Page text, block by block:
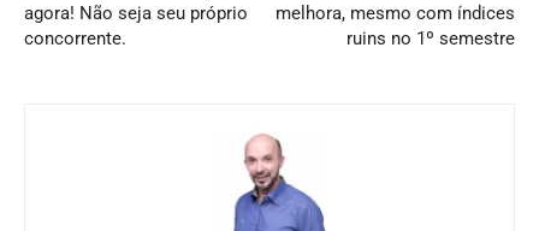
agora! Não seja seu próprio
concorrente.
melhora, mesmo com índices
ruins no 1º semestre